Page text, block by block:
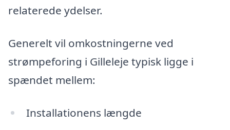
relaterede ydelser.
Generelt vil omkostningerne ved
strømpeforing i Gilleleje typisk ligge i
spændet mellem:
Installationens længde